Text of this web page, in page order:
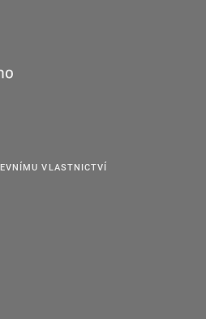
VLASTNICTVÍ